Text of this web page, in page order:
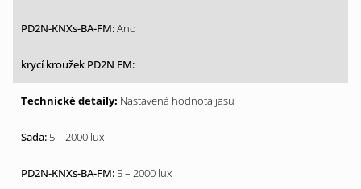
Ano
Nastavená hodnota jasu
5 – 2000 lux
5 – 2000 lux